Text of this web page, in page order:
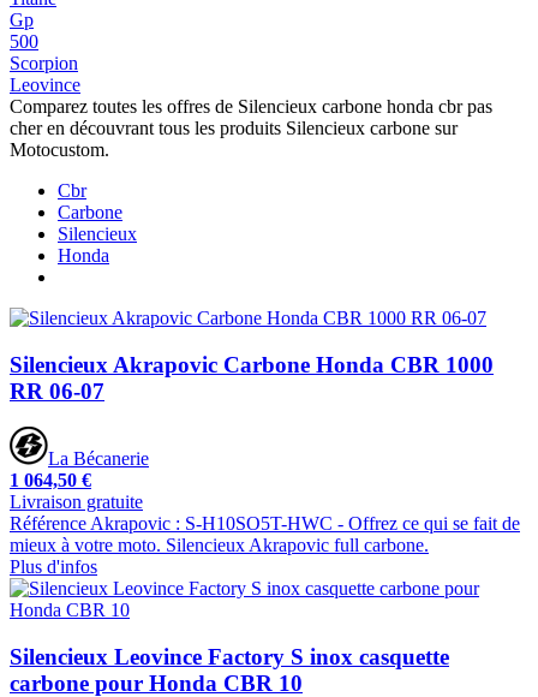
Gp
500
Scorpion
Leovince
Comparez toutes les offres de Silencieux carbone honda cbr pas
cher en découvrant tous les produits Silencieux carbone sur
Motocustom.
Cbr
Carbone
Silencieux
Honda
Silencieux Akrapovic Carbone Honda CBR 1000
RR 06-07
La Bécanerie
1 064,50 €
Livraison gratuite
Référence Akrapovic : S-H10SO5T-HWC - Offrez ce qui se fait de
mieux à votre moto. Silencieux Akrapovic full carbone.
Plus d'infos
Silencieux Leovince Factory S inox casquette
carbone pour Honda CBR 10